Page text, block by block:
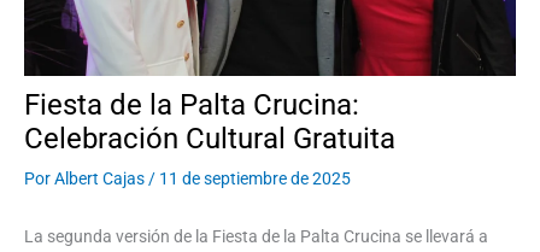
Fiesta de la Palta Crucina:
Celebración Cultural Gratuita
PorAlbert Cajas / 11 de septiembre de 2025
La segunda versión de la Fiesta de la Palta Crucina se llevará a